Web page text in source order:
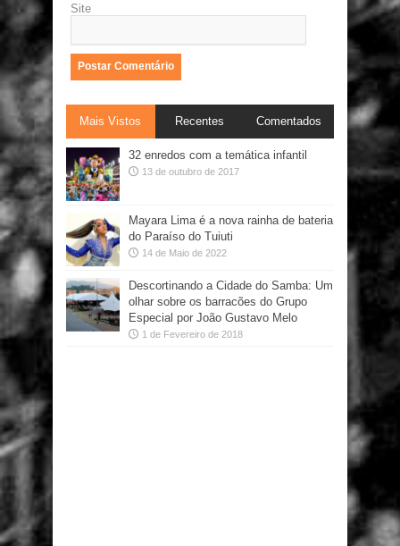
Site
Mais Vistos Recentes Comentados
32 enredos com a temática infantil
13 de outubro de 2017
Mayara Lima é a nova rainha de bateria
do Paraíso do Tuiuti
14 de Maio de 2022
Descortinando a Cidade do Samba: Um
olhar sobre os barracões do Grupo
Especial por João Gustavo Melo
1 de Fevereiro de 2018